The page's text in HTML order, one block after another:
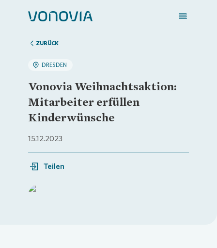
Zuhause finden
Mein Zuhause
Meine Stadt
ZURÜCK
DRESDEN
Vonovia Weihnachtsaktion:
Mitarbeiter erfüllen
Kinderwünsche
15.12.2023
Teilen